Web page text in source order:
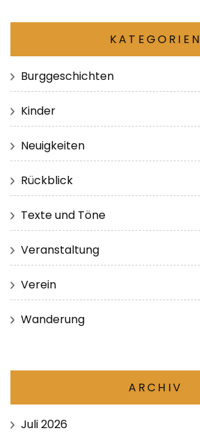
KATEGORIEN
Burggeschichten
Kinder
Neuigkeiten
Rückblick
Texte und Töne
Veranstaltung
Verein
Wanderung
ARCHIV
Juli 2026